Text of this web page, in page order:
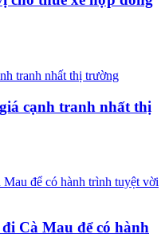
cạnh tranh nhất thị
Cà Mau để có hành